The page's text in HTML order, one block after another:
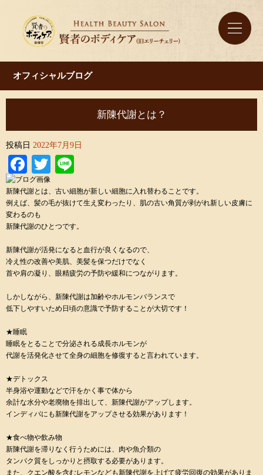
オフィシャルブログ
新陳代謝とは？
投稿日 2022年7月9日
Facebook
Twitter
新陳代謝とは、古い細胞が新しい細胞に入れ替わることです。
例えば、髪の毛が抜けて生え変わったり、肌の古い角質が剥がれ新しい皮膚に
変わるのも
新陳代謝のひとつです。
新陳代謝が活発になると血行が良くなるので、
冷え性の改善や美肌、美髪を保つだけでなく
首や肩の凝り、眼精疲労の予防や緩和につながります。
しかしながら、新陳代謝は加齢やホルモンバランスで
低下しやすいため日頃の意識で予防することが大切です！
★睡眠
睡眠をとることで分泌される成長ホルモンが
代謝を活発化させて全身の細胞を修復すると言われています。
★デトックス
半身浴や運動などで汗をかく事で体から
余計な水分や老廃物を排出して、新陳代謝がアップします。
インディバにも新陳代謝をアップさせる効果があります！
★食べ物や飲み物
新陳代謝を滞りなく行うためには、肉や魚介類の
タンパク質をしっかりと摂取する必要があります。
また、クエン酸を含むレモンなども新陳代謝を上げて疲労回復の効果がありま